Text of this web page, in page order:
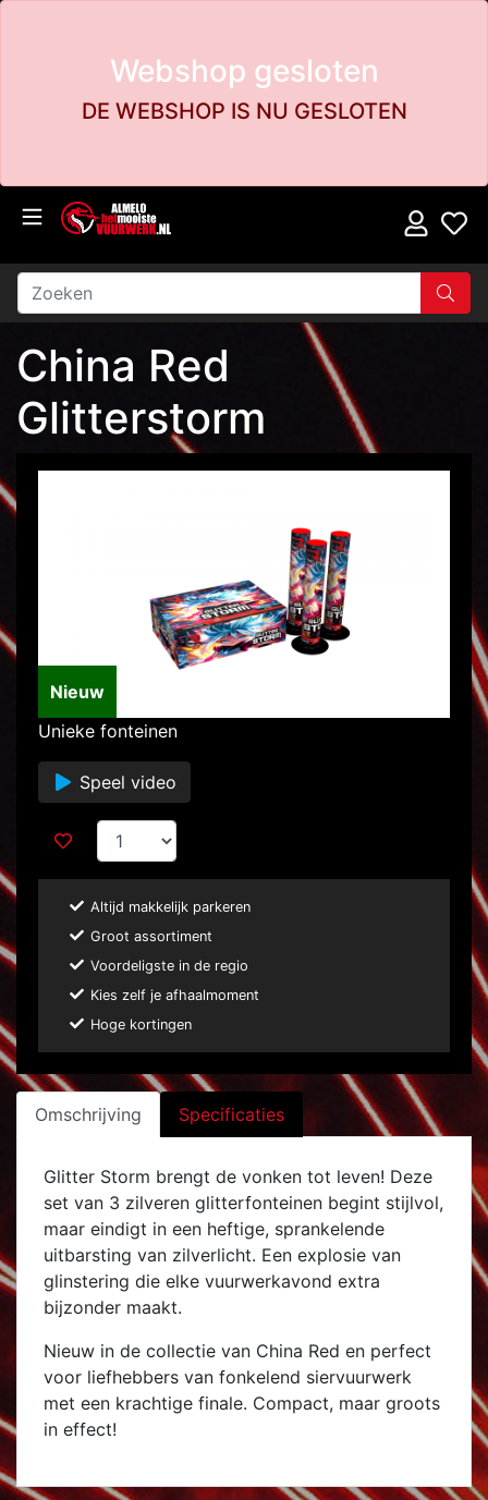
Webshop gesloten
DE WEBSHOP IS NU GESLOTEN
China Red
Glitterstorm
Nieuw
Unieke fonteinen
Speel video
Altijd makkelijk parkeren
Groot assortiment
Voordeligste in de regio
Kies zelf je afhaalmoment
Hoge kortingen
Omschrijving Specificaties
Glitter Storm brengt de vonken tot leven! Deze
set van 3 zilveren glitterfonteinen begint stijlvol,
maar eindigt in een heftige, sprankelende
uitbarsting van zilverlicht. Een explosie van
glinstering die elke vuurwerkavond extra
bijzonder maakt.
Nieuw in de collectie van China Red en perfect
voor liefhebbers van fonkelend siervuurwerk
met een krachtige finale. Compact, maar groots
in effect!